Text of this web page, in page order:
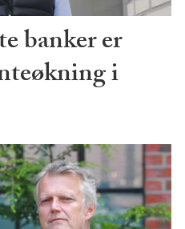
banker er
i